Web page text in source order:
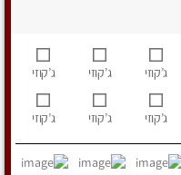
ג’קוזי ג’קוזי ג’קוזי
ג’קוזי ג’קוזי ג’קוזי